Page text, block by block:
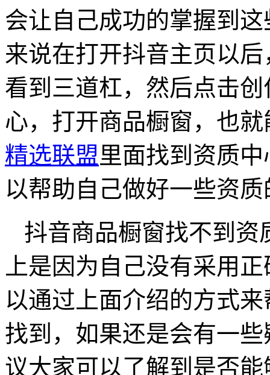
会让自己成功的掌握到
来说在打开抖音主页以
看到三道杠，然后点击
心，打开商品橱窗，也
精选联盟里面找到资质
以帮助自己做好一些资
抖音商品橱窗找不到资
上是因为自己没有采用
以通过上面介绍的方式
找到，如果还是会有一
议大家可以了解到是否